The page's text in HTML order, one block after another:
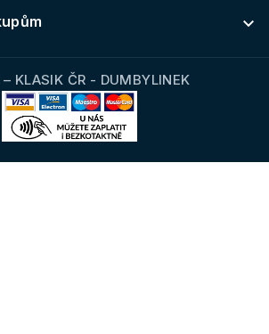

KLASIK ČR - DUMBYLINEK